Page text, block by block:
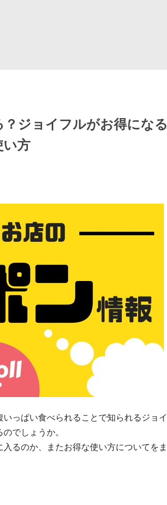
ジョイフルがお得になる
い方
っぱい食べられることで知られるジョイ
でしょうか。
るのか、またお得な使い方についてをま